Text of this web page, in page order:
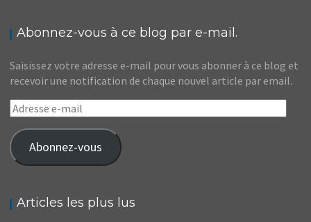
Abonnez-vous à ce blog par e-mail.
Saisissez votre adresse e-mail pour vous abonner à ce blog et
recevoir une notification de chaque nouvel article par email.
Adresse
e-
mail
Abonnez-vous
Articles les plus lus